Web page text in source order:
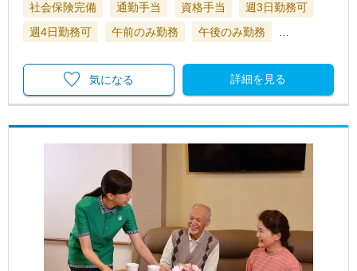
社会保険完備 通勤手当 資格手当
週3日勤務可
週4日勤務可
午前のみ勤務 午後のみ勤務 …
詳細を見る
気になる